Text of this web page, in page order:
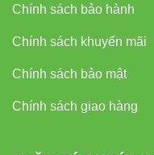
Chính sách bảo hành
Chính sách khuyến mãi
Chính sách bảo mật
Chính sách giao hàng